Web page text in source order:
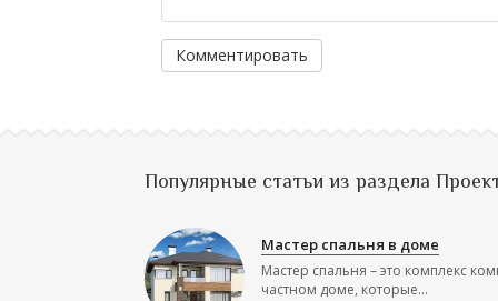
Комментировать
Популярные статьи из раздела
Мастер спальня в доме
Мастер спальня – это комплекс
частном доме, которые...